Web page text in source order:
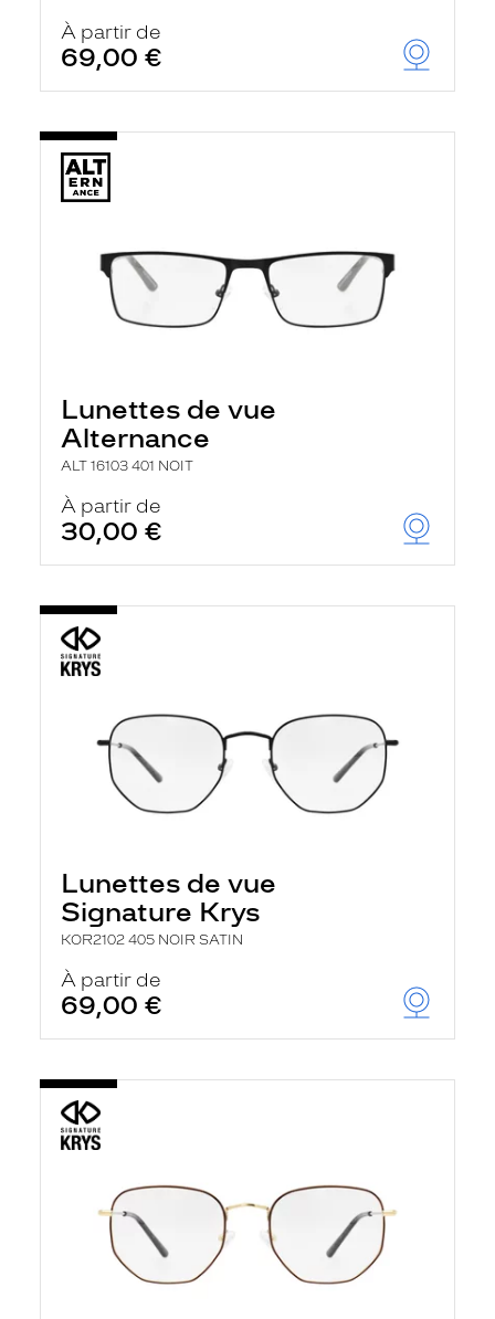
À partir de
69,00 €
Lunettes de vue
Alternance
ALT 16103 401 NOIT
À partir de
30,00 €
Lunettes de vue
Signature Krys
KOR2102 405 NOIR SATIN
À partir de
69,00 €